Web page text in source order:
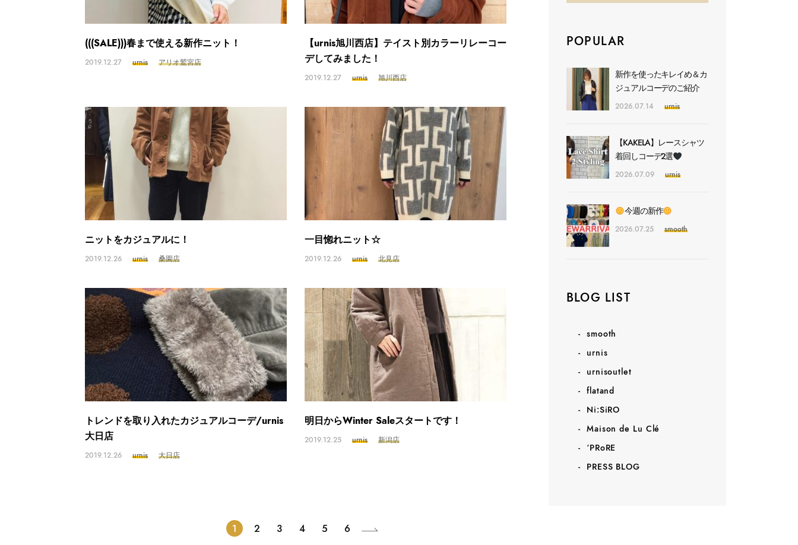
(((SALE)))春まで使える新作ニット！
2019.12.27 urnis アリオ鷲宮店
【urnis旭川西店】テイスト別カラーリレーコー
デしてみました！
2019.12.27 urnis 旭川西店
ニットをカジュアルに！
2019.12.26 urnis 桑園店
一目惚れニット☆
2019.12.26 urnis 北見店
トレンドを取り入れたカジュアルコーデ/urnis
大日店
2019.12.26 urnis 大日店
明日からWinter Saleスタートです！
2019.12.25 urnis 新潟店
1 2 3 4 5 6
POPULAR
新作を使ったキレイめ＆カ
ジュアルコーデのご紹介
2026.07.14 urnis
【KAKELA】レースシャツ
着回しコーデ2選
2026.07.09 urnis
今週の新作
2026.07.25 smooth
BLOG LIST
smooth
urnis
urnisoutlet
flatand
Ni:SiRO
Maison de Lu Clé
‘PRoRE
PRESS BLOG